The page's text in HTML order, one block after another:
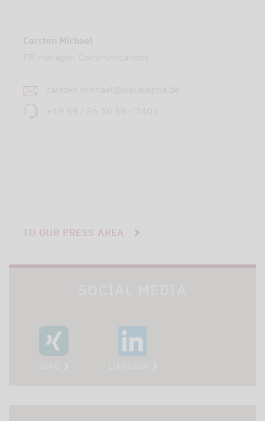
Carsten Michael
PR manager, Communications
carsten.michael@lupusalpha.de
+49 69 / 36 50 58 - 7402
TO OUR PRESS AREA